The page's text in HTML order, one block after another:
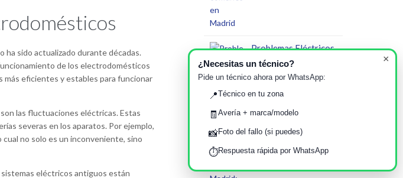
ha sido actualizado durante décadas.
de los electrodomésticos
eficientes y estables para funcionar
las fluctuaciones eléctricas. Estas
severas en los aparatos. Por ejemplo,
no solo es un inconveniente, sino
sistemas eléctricos antiguos están
Problemas Eléctricos
Frecuentes en
Viviendas Antiguas
de Madrid: Impacto
en Electrodomésticos
y Servicio Técnico
×
¿Necesitas un técnico?
Pide un técnico ahora por WhatsApp:
📍Técnico en tu zona
🧾 Avería + marca/modelo
📸Foto del fallo (si puedes)
⏱️Respuesta rápida por WhatsApp